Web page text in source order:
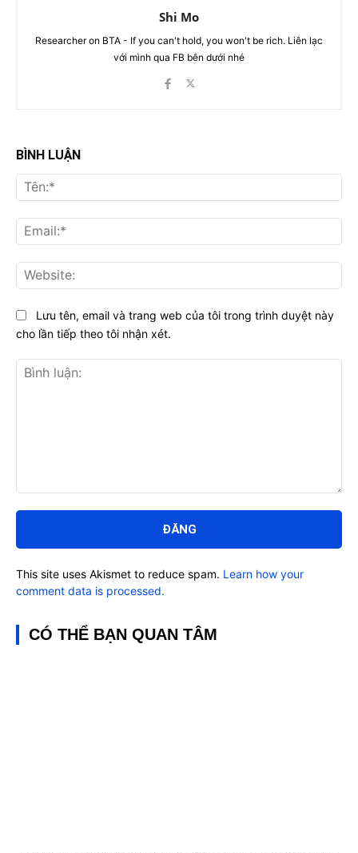
Shi Mo
Researcher on BTA - If you can't hold, you won't be rich. Liên lạc
với mình qua FB bên dưới nhé
BÌNH LUẬN
luận:
Lưu tên, email và trang web của tôi trong trình duyệt này
cho lần tiếp theo tôi nhận xét.
This site uses Akismet to reduce spam. Learn how your
comment data is processed.
CÓ THỂ BẠN QUAN TÂM